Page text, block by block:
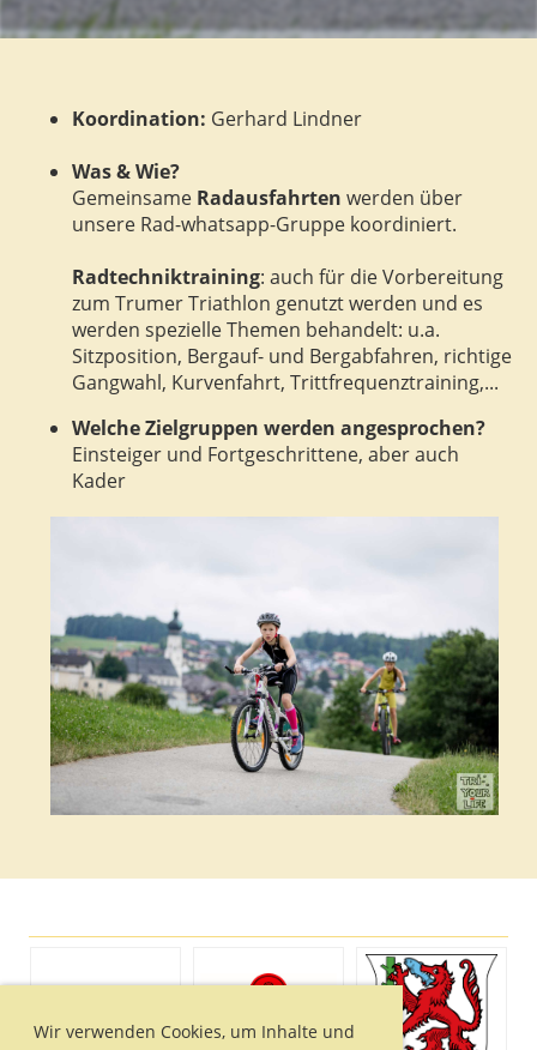
Wir verwenden Cookies, um Inhalte und
Koordination: Gerhard Lindner
Was & Wie?
Gemeinsame Radausfahrten werden über
unsere Rad-whatsapp-Gruppe koordiniert.
Radtechniktraining: auch für die Vorbereitung
zum Trumer Triathlon genutzt werden und es
werden spezielle Themen behandelt: u.a.
Sitzposition, Bergauf- und Bergabfahren, richtige
Gangwahl, Kurvenfahrt, Trittfrequenztraining,...
Welche Zielgruppen werden angesprochen?
Einsteiger und Fortgeschrittene, aber auch
Kader